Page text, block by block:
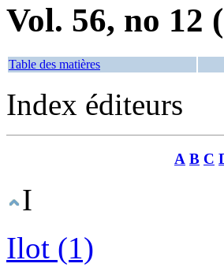
Vol. 56, no 12
Table des matières
Index éditeurs
A B C
I
Ilot (1)